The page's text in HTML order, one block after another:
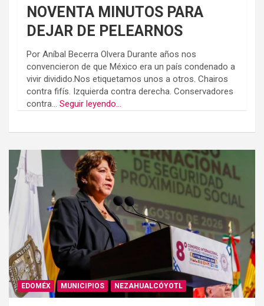
NOVENTA MINUTOS PARA
DEJAR DE PELEARNOS
Por Aníbal Becerra Olvera Durante años nos
convencieron de que México era un país condenado a
vivir dividido.Nos etiquetamos unos a otros. Chairos
contra fifís. Izquierda contra derecha. Conservadores
contra... Seguir leyendo...
EDOMÉX MUNICIPIOS NEZAHUALCÓYOTL